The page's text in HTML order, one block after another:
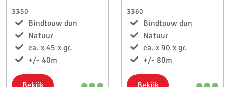
3350
Bindtouw dun
Natuur
ca. x 45 x gr.
+/- 40m
3360
Bindtouw dun
Natuur
ca. x 90 x gr.
+/- 80m